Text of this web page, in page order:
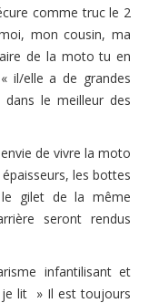
comme truc le 2
mon cousin, ma
de la moto tu en
il/elle a de grandes
le meilleur des
de vivre la moto
les bottes
gilet de la même
seront rendus
infantilisant et
je lit » Il est toujours